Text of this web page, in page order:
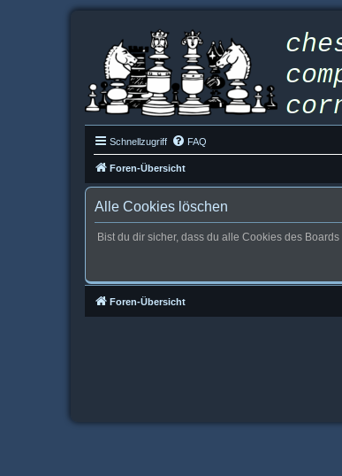
Schnellzugriff FAQ
Foren-Übersicht
Alle Cookies löschen
Bist du dir sicher, dass du alle Cookies des
Foren-Übersicht